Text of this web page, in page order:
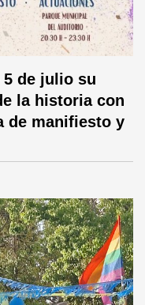
de julio su
la historia con
de manifiesto y